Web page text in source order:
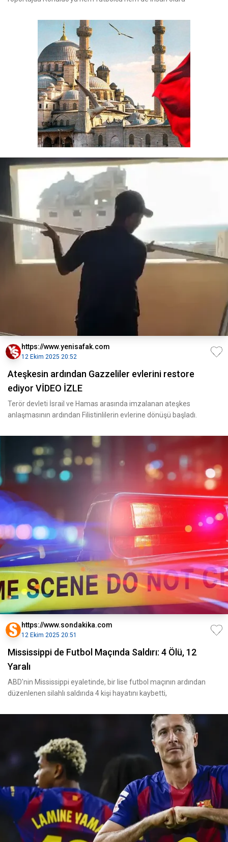
https://www.yenisafak.com
12 Ekim 2025 20:52
Ateşkesin ardından Gazzeliler evlerini restore
ediyor VİDEO İZLE
Terör devleti İsrail ve Hamas arasında imzalanan ateşkes
anlaşmasının ardından Filistinlilerin evlerine dönüşü başladı.
https://www.sondakika.com
12 Ekim 2025 20:51
Mississippi de Futbol Maçında Saldırı: 4 Ölü, 12
Yaralı
ABD'nin Mississippi eyaletinde, bir lise futbol maçının ardından
düzenlenen silahlı saldırıda 4 kişi hayatını kaybetti,